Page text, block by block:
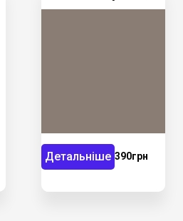
Детальніше 390грн